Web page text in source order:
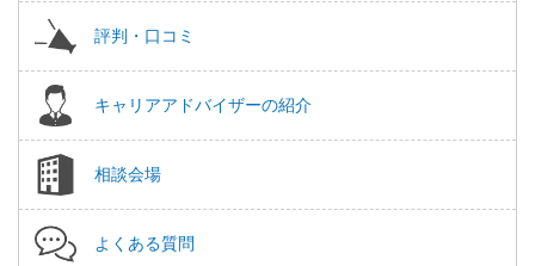
評判・口コミ
キャリアアドバイザーの紹介
相談会場
よくある質問